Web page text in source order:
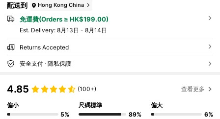
配送到 Hong Kong China
免運費(Orders ≥ HK$199.00)
​Est. Delivery: 8月13日 - 8月14日
Returns Accepted
安全支付 · 隱私保護
4.85 (100+) 查看更多
偏小
5%
尺碼標準
89%
偏大
6%